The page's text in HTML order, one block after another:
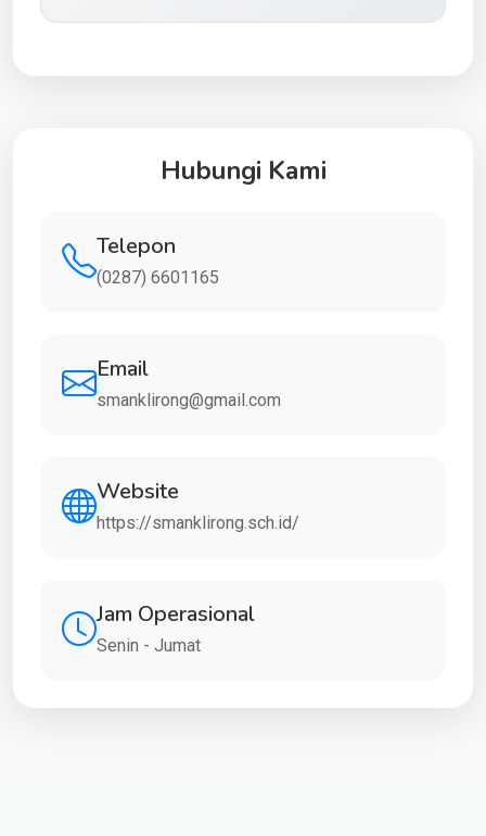
Hubungi Kami
Telepon
(0287) 6601165
Email
smanklirong@gmail.com
Website
https://smanklirong.sch.id/
Jam Operasional
Senin - Jumat